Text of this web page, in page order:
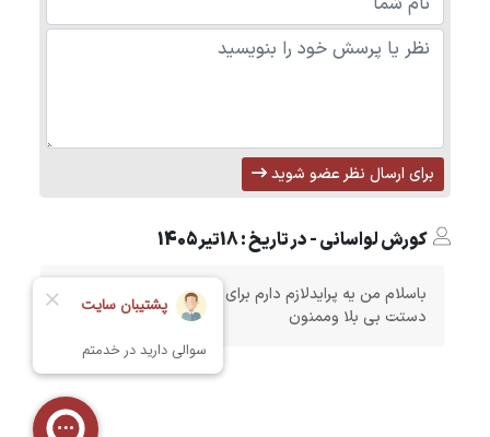
برای ارسال نظر عضو شوید
کورش لواسانی - در تاریخ : 18تیر1405
باسلام من یه پرایدلازم دارم برای کارلطفا منو راه نمایی کنید
دستت بی بلا وممنون